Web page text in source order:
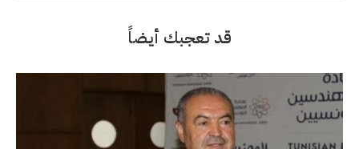
قد تعجبك أيضاً